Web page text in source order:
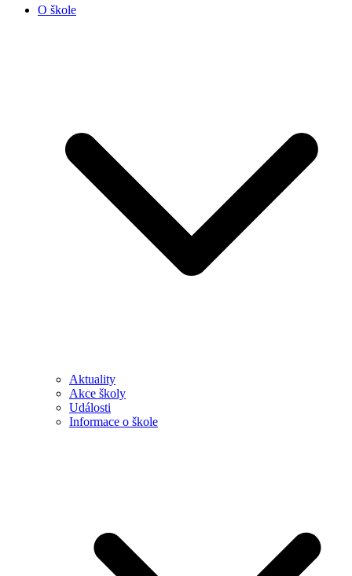
O škole
Aktuality
Akce školy
Události
Informace o škole